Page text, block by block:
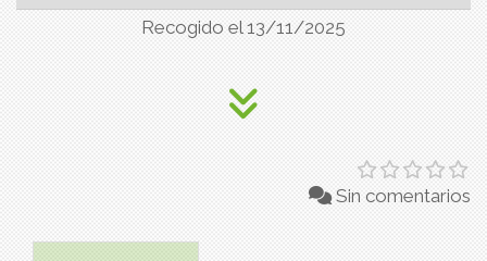
Recogido el 13/11/2025
Sin comentarios